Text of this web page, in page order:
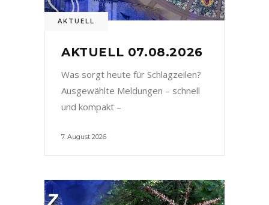
AKTUELL
AKTUELL 07.08.2026
Was sorgt heute für Schlagzeilen?
Ausgewählte Meldungen – schnell
und kompakt –
7. August 2026